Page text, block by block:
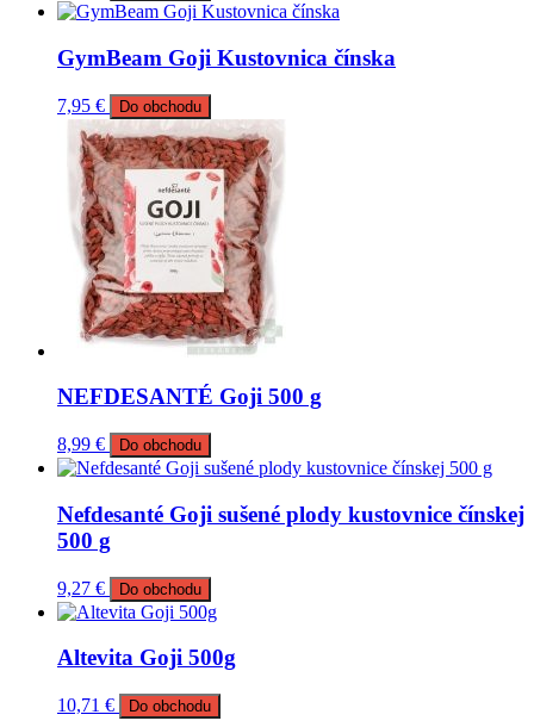
GymBeam Goji Kustovnica čínska
7,95 € Do obchodu
NEFDESANTÉ Goji 500 g
8,99 € Do obchodu
Nefdesanté Goji sušené plody kustovnice čínskej
500 g
9,27 € Do obchodu
Altevita Goji 500g
10,71 € Do obchodu